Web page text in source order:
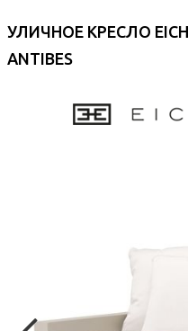
УЛИЧНОЕ КРЕСЛО
ANTIBES